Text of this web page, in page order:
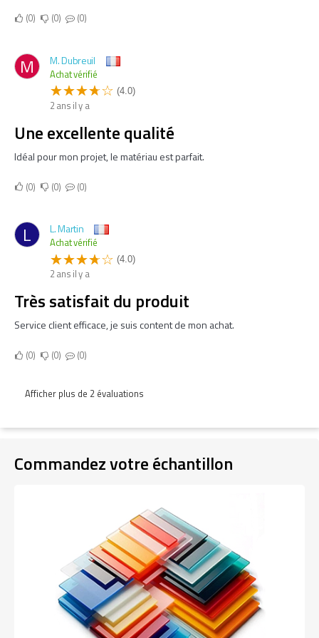
0 0 0
M M. Dubreuil
Achat vérifié
(4.0)
2 ans il y a
Une excellente qualité
Idéal pour mon projet, le matériau est parfait.
0 0 0
L L. Martin
Achat vérifié
(4.0)
2 ans il y a
Très satisfait du produit
Service client efficace, je suis content de mon achat.
0 0 0
Afficher plus de 2 évaluations
Commandez votre échantillon